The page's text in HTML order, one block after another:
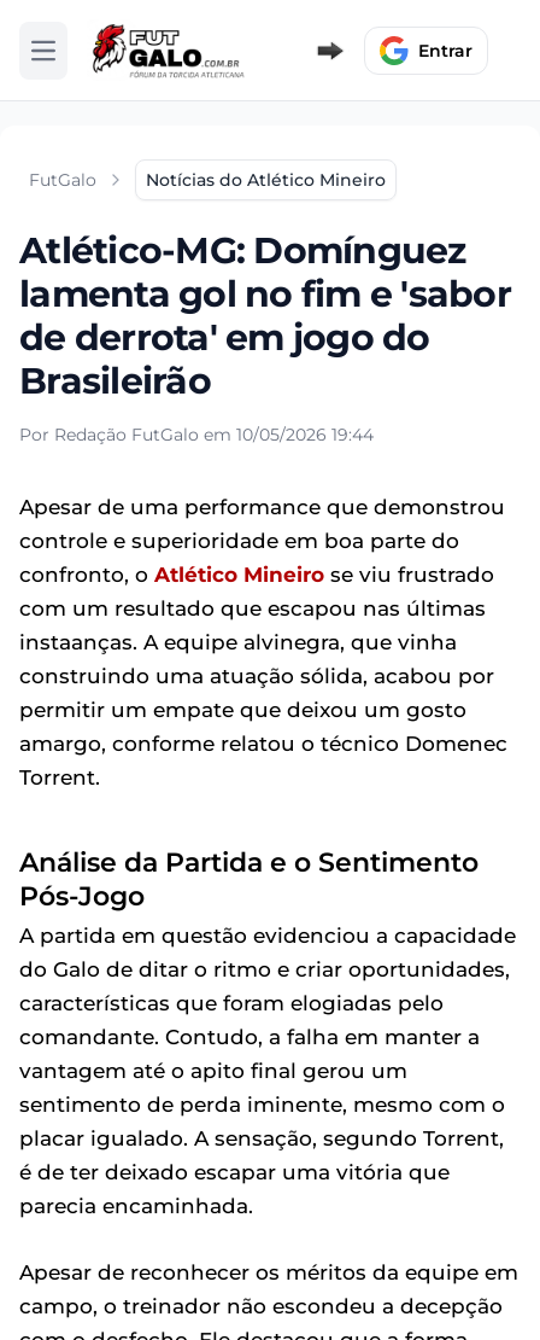
Abrir menu Entrar
FutGalo Notícias do Atlético Mineiro
Atlético-MG: Domínguez
lamenta gol no fim e 'sabor
de derrota' em jogo do
Brasileirão
Por Redação FutGalo em 10/05/2026 19:44
Apesar de uma performance que demonstrou
controle e superioridade em boa parte do
confronto, o Atlético Mineiro se viu frustrado
com um resultado que escapou nas últimas
instaanças. A equipe alvinegra, que vinha
construindo uma atuação sólida, acabou por
permitir um empate que deixou um gosto
amargo, conforme relatou o técnico Domenec
Torrent.
Análise da Partida e o Sentimento
Pós-Jogo
A partida em questão evidenciou a capacidade
do Galo de ditar o ritmo e criar oportunidades,
características que foram elogiadas pelo
comandante. Contudo, a falha em manter a
vantagem até o apito final gerou um
sentimento de perda iminente, mesmo com o
placar igualado. A sensação, segundo Torrent,
é de ter deixado escapar uma vitória que
parecia encaminhada.
Apesar de reconhecer os méritos da equipe em
campo, o treinador não escondeu a decepção